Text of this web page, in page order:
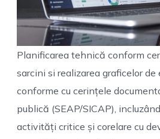
Planificarea tehnică conform
sarcini si realizarea graficelor
conforme cu cerințele
publică (SEAP/SICAP),
activități critice și corelare cu